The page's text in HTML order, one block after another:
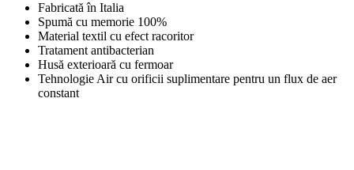
Fabricată în Italia
Spumă cu memorie 100%
Material textil cu efect racoritor
Tratament antibacterian
Husă exterioară cu fermoar
Tehnologie Air cu orificii suplimentare pentru un flux de aer
constant